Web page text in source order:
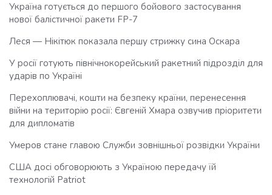
Україна готується до першого бойового застосування
нової балістичної ракети FP-7
Леся — Нікітюк показала першу стрижку сина Оскара
У росії готують північнокорейський ракетний підрозділ для
ударів по Україні
Перехоплювачі, кошти на безпеку країни, перенесення
війни на територію росії: Євгеній Хмара озвучив пріоритети
для дипломатів
Умеров стане главою Служби зовнішньої розвідки України
США досі обговорюють з Україною передачу їй
технологій Patriot